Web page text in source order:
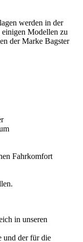
werden in der
Modellen zu
der Marke Bagster
Fahrkomfort
in unseren
und der für die